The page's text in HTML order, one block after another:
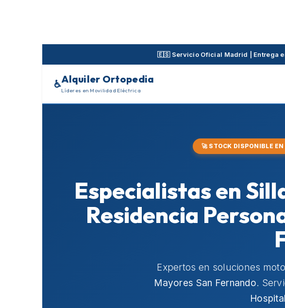
🇪🇸 Servicio Oficial Madrid | Entrega
♿Alquiler Ortopedia
Líderes en Movilidad Eléctrica
🚀 STOCK DISPONIBLE
Especialistas en
Residencia
Expertos en soluciones
Mayores San Fernando.